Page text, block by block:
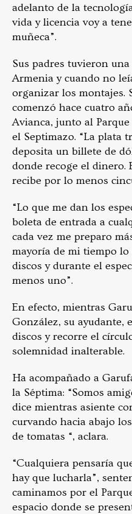
adelanto de la
vida y licencia voy a
muñeca”.
Sus padres tuvieron
Armenia y cuando no
organizar los montajes.
comenzó hace cuatro
Avianca, junto al
el Septimazo. “La plata
deposita un billete de
donde recoge el dinero.
recibe por lo menos
“Lo que me dan los
boleta de entrada a
cada vez me preparo
mayoría de mi tiempo lo
discos y durante el
menos uno”.
En efecto, mientras
González, su ayudante,
discos y recorre el
solemnidad inalterable.
Ha acompañado a
la Séptima: “Somos
dice mientras asiente
curvando hacia abajo
de tomatas “, aclara.
“Cualquiera pensaría
hay que lucharla”,
caminamos por el
espacio donde se